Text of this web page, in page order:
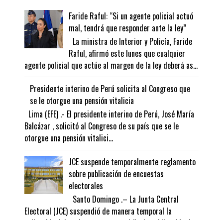
Faride Raful: “Si un agente policial actuó
mal, tendrá que responder ante la ley”
La ministra de Interior y Policía, Faride
Raful, afirmó este lunes que cualquier
agente policial que actúe al margen de la ley deberá as...
Presidente interino de Perú solicita al Congreso que
se le otorgue una pensión vitalicia
Lima (EFE) .- El presidente interino de Perú, José María
Balcázar , solicitó al Congreso de su país que se le
otorgue una pensión vitalici...
JCE suspende temporalmente reglamento
sobre publicación de encuestas
electorales
Santo Domingo .– La Junta Central
Electoral (JCE) suspendió de manera temporal la